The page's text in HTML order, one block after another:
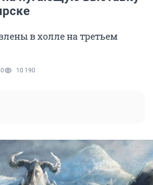
в холле на третьем
10 190